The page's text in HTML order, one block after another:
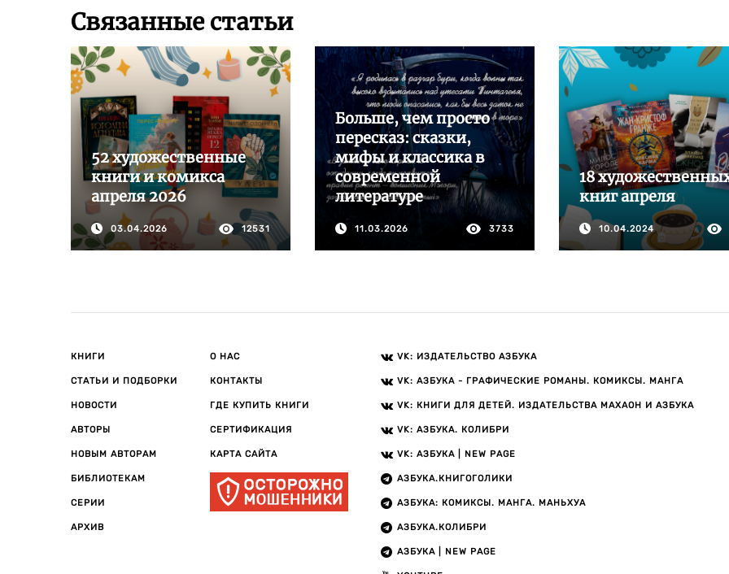
Связанные статьи
52 художественные
книги и комикса
апреля 2026
03.04.2026 12531
Больше, чем просто
пересказ: сказки,
мифы и классика в
современной
литературе
11.03.2026 3733
18
книг апреля
10.04.2024
КНИГИ
СТАТЬИ И ПОДБОРКИ
НОВОСТИ
АВТОРЫ
НОВЫМ АВТОРАМ
БИБЛИОТЕКАМ
СЕРИИ
АРХИВ
О НАС
КОНТАКТЫ
ГДЕ КУПИТЬ КНИГИ
СЕРТИФИКАЦИЯ
КАРТА САЙТА
VK: ИЗДАТЕЛЬСТВО АЗБУКА
VK: АЗБУКА - ГРАФИЧЕСКИЕ РОМАНЫ. КОМИКСЫ. МАНГА
VK: КНИГИ ДЛЯ ДЕТЕЙ. ИЗДАТЕЛЬСТВА МАХАОН И АЗБУКА
VK: АЗБУКА. КОЛИБРИ
VK: АЗБУКА | NEW PAGE
АЗБУКА.КНИГОГОЛИКИ
АЗБУКА: КОМИКСЫ. МАНГА. МАНЬХУА
АЗБУКА.КОЛИБРИ
АЗБУКА | NEW PAGE